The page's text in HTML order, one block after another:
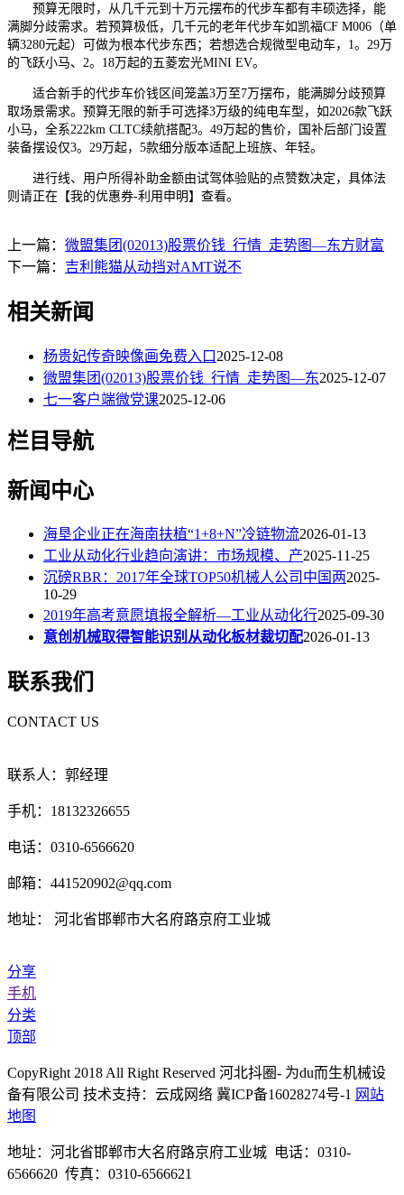
预算无限时，从几千元到十万元摆布的代步车都有丰硕选择，能
满脚分歧需求。若预算极低，几千元的老年代步车如凯福CF M006（单
辆3280元起）可做为根本代步东西；若想选合规微型电动车，1。29万
的飞跃小马、2。18万起的五菱宏光MINI EV。
适合新手的代步车价钱区间笼盖3万至7万摆布，能满脚分歧预算
取场景需求。预算无限的新手可选择3万级的纯电车型，如2026款飞跃
小马，全系222km CLTC续航搭配3。49万起的售价，国补后部门设置
装备摆设仅3。29万起，5款细分版本适配上班族、年轻。
进行线、用户所得补助金额由试驾体验贴的点赞数决定，具体法
则请正在【我的优惠券-利用申明】查看。
上一篇： 微盟集团(02013)股票价钱_行情_走势图—东方财富
下一篇： 吉利熊猫从动挡对AMT说不
相关新闻
杨贵妃传奇映像画免费入口 2025-12-08
微盟集团(02013)股票价钱_行情_走势图—东2025-12-07
七一客户端微党课2025-12-06
栏目导航
新闻中心
海垦企业正在海南扶植“1+8+N”冷链物流2026-01-13
工业从动化行业趋向演讲：市场规模、产2025-11-25
沉磅RBR：2017年全球TOP50机械人公司中国两2025-
10-29
2019年高考意愿填报全解析—工业从动化行2025-09-30
意创机械取得智能识别从动化板材裁切配2026-01-13
联系我们
CONTACT US
联系人：郭经理
手机：18132326655
电话：0310-6566620
邮箱：441520902@qq.com
地址： 河北省邯郸市大名府路京府工业城
分享
手机
分类
顶部
CopyRight 2018 All Right Reserved 河北抖圈- 为du而生机械设
备有限公司 技术支持：云成网络 冀ICP备16028274号-1 网站
地图
地址：河北省邯郸市大名府路京府工业城 电话：0310-
6566620 传真：0310-6566621